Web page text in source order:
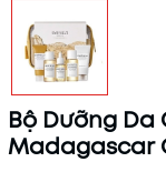
Bộ Dưỡng Da
Madagascar